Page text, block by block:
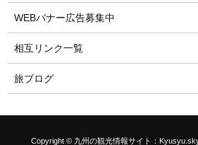
WEBバナー広告募集中
相互リンク一覧
旅ブログ
Copyright © 九州の観光情報サイト：